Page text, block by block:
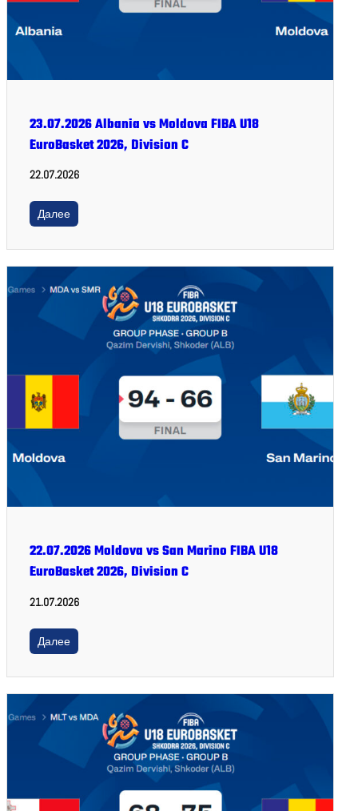
23.07.2026 Albania vs Moldova FIBA U18
EuroBasket 2026, Division C
22.07.2026
Далее
22.07.2026 Moldova vs San Marino FIBA U18
EuroBasket 2026, Division C
21.07.2026
Далее